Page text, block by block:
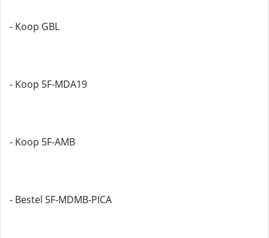
- Koop GBL
- Koop 5F-MDA19
- Koop 5F-AMB
- Bestel 5F-MDMB-PICA